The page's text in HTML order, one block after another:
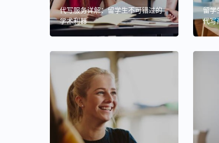
代写服务详解：留学生不可错过的
学术利器
留学
代写